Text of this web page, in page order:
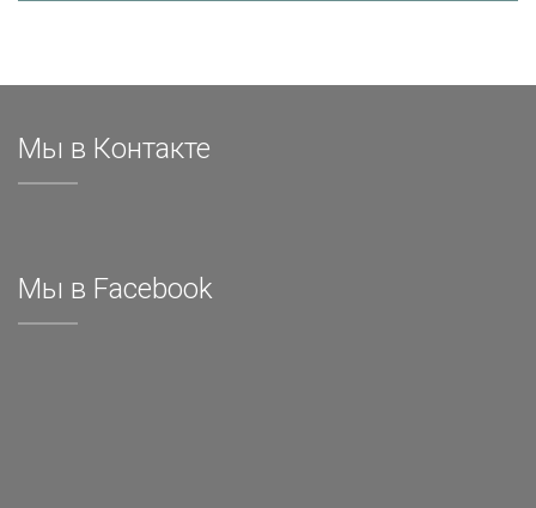
Мы в Контакте
Мы в Facebook